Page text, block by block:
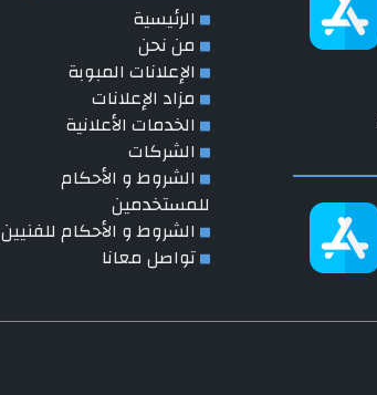
الرئيسية
من نحن
الإعلانات المبوبة
مزاد الإعلانات
الخدمات الأعلانية
الشركات
الشروط و الأحكام
للمستخدمين
الشروط و الأحكام للفنيين
تواصل معانا